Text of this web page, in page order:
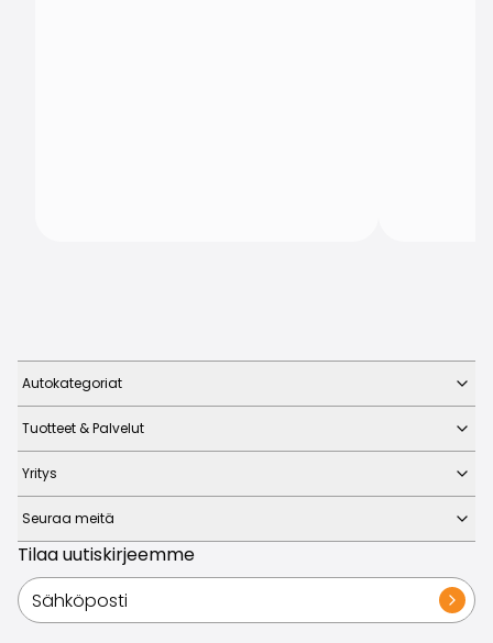
Autokategoriat
Tuotteet & Palvelut
Yritys
Seuraa meitä
Tilaa uutiskirjeemme